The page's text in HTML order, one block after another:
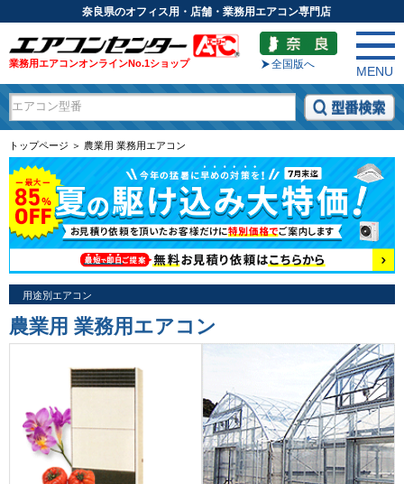
奈良県のオフィス用・店舗・業務用エアコン専門店
業務用エアコンオンラインNo.1ショップ 全国版へ
MENU
トップページ ＞ 農業用 業務用エアコン
用途別エアコン
農業用 業務用エアコン